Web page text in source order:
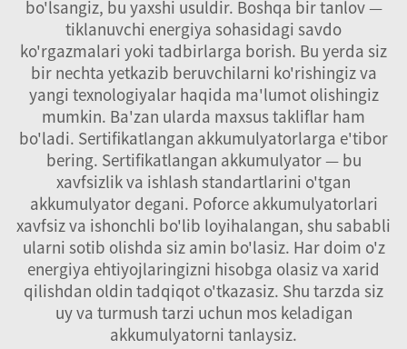
bo'lsangiz, bu yaxshi usuldir. Boshqa bir tanlov —
tiklanuvchi energiya sohasidagi savdo
ko'rgazmalari yoki tadbirlarga borish. Bu yerda siz
bir nechta yetkazib beruvchilarni ko'rishingiz va
yangi texnologiyalar haqida ma'lumot olishingiz
mumkin. Ba'zan ularda maxsus takliflar ham
bo'ladi. Sertifikatlangan akkumulyatorlarga e'tibor
bering. Sertifikatlangan akkumulyator — bu
xavfsizlik va ishlash standartlarini o'tgan
akkumulyator degani. Poforce akkumulyatorlari
xavfsiz va ishonchli bo'lib loyihalangan, shu sababli
ularni sotib olishda siz amin bo'lasiz. Har doim o'z
energiya ehtiyojlaringizni hisobga olasiz va xarid
qilishdan oldin tadqiqot o'tkazasiz. Shu tarzda siz
uy va turmush tarzi uchun mos keladigan
akkumulyatorni tanlaysiz.